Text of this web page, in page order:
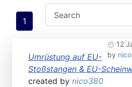
1
12
by
Umrüstung auf EU-
Stoßstangen & EU-
created by nico380